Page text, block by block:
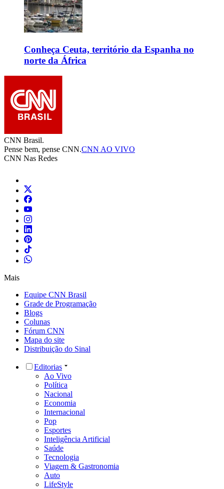
Conheça Ceuta, território da Espanha no
norte da África
CNN Brasil.
Pense bem, pense CNN.CNN AO VIVO
CNN Nas Redes
Mais
Equipe CNN Brasil
Grade de Programação
Blogs
Colunas
Fórum CNN
Mapa do site
Distribuição do Sinal
Editorias
Ao Vivo
Política
Nacional
Economia
Internacional
Pop
Esportes
Inteligência Artificial
Saúde
Tecnologia
Viagem & Gastronomia
Auto
LifeStyle